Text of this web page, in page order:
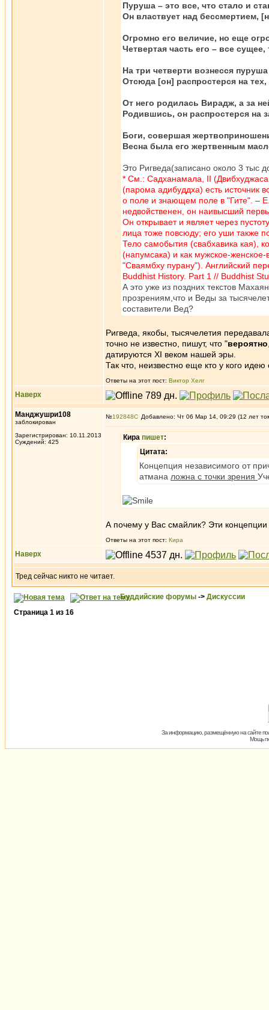
Пуруша – это все, что стало и
Он властвует над бессмертием,
Огромно его величие, но еще
Четвертая часть его – все
На три четверти вознесся
Отсюда [он] распростерся на тех,
От него родилась Вирадж, а за
Родившись, он распростерся на
Боги, совершая
Весна была его жертвенным
Это Ригведа(записано около 3 тыс
* См.: Садханамала, II
(парома адибуддха) есть источник
о поле и знающем поле в "Гите". –
недвойственен, он наивысший
Он открывает и являет через
лица тоже повсюду; его уши также
Тело самобытия (свабхавика кая),
(напумсака) и как мужское-
"Сваямбху пурану"). Английский
Buddhist History. Part 1 // Buddhist
А это уже из поздних текстов
прозрениям,что и Веды за
составители Вед?
Ригведа, якобы, тысячелетия
точно не известно, пишут, что "вероятно
датируются XI веком нашей эры.
Так что, неизвестно еще кто у кого идею
Ответы на этот пост: Виктор Хелг
Наверх
Манджушри108
заблокирован
Зарегистрирован: 10.11.2013
Суждений: 425
№192848 Добавлено: Чт 06 Мар 14, 09:29 (12 лет
Кира пишет:
Цитата:
Концепция независимого от
атмана ложна с точки зрения
А почему у Вас смайлик? Эти
Ответы на этот пост: Кира
Наверх
Тред сейчас никто не читает.
Буддийские форумы -> Дискуссии
Страница 1 из 16
За информацию, размещённую на сайте
Мощь